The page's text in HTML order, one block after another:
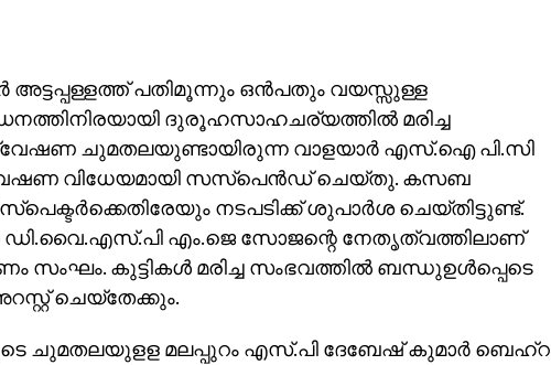
അട്ടപ്പള്ളത്ത് പതിമൂന്നും ഒന്‍പതും വയസ്സുള്ള
ദുരൂഹസാഹചര്യത്തില്‍ മരിച്ച
ചുമതലയുണ്ടായിരുന്ന വാളയാര്‍ എസ്.ഐ പി.സി
വിധേയമായി സസ്‌പെന്‍ഡ് ചെയ്തു. കസബ
നടപടിക്ക് ശുപാര്‍ശ ചെയ്തിട്ടുണ്ട്.
ഡി.വൈ.എസ്.പി എം.ജെ സോജന്റെ നേതൃത്വത്തിലാണ്
കുട്ടികള്‍ മരിച്ച സംഭവത്തില്‍ ബന്ധുഉള്‍പ്പെടെ
ചെയ്‌തേക്കും.
ചുമതലയുളള മലപ്പുറം എസ്.പി ദേബേഷ് കുമാര്‍ ബെഹ്റ